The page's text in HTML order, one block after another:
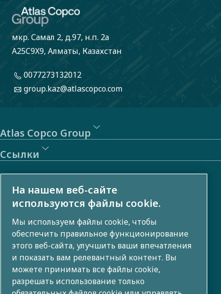
мкр. Самал 2, д.97, н.п. 2а
A25C9X9, Алматы, Казахстан
0077273132012
group.kaz@atlascopco.com
Atlas Copco Group
Ссылки
Ссылки на внешние ресурсы
Инвесторы
Фото и видео галерея
О компании
Группа Atlas Copco разрабатывает инновационные
На нашем веб-сайте
используются файлы cookie.
Мы используем файлы cookie, чтобы
обеспечить правильное функционирование
этого веб-сайта, улучшить ваши впечатления
и показать вам релевантный контент. Вы
можете принимать все файлы cookie,
разрешать использование только